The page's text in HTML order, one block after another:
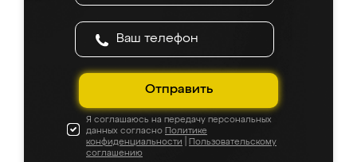
Отправить
Я соглашаюсь на передачу персональных
данных согласно Политике
конфиденциальности
Пользовательскому
соглашению